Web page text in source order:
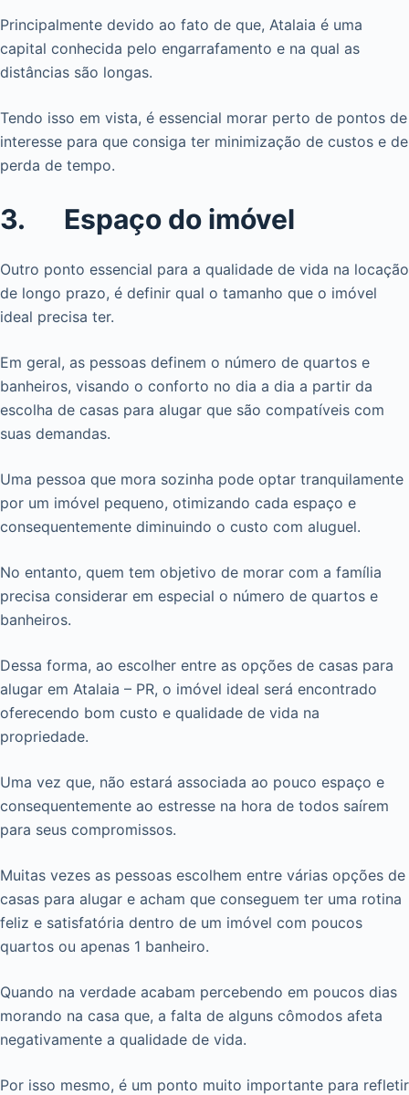
Principalmente devido ao fato de que, Atalaia é uma
capital conhecida pelo engarrafamento e na qual as
distâncias são longas.
Tendo isso em vista, é essencial morar perto de pontos de
interesse para que consiga ter minimização de custos e de
perda de tempo.
3. Espaço do imóvel
Outro ponto essencial para a qualidade de vida na locação
de longo prazo, é definir qual o tamanho que o imóvel
ideal precisa ter.
Em geral, as pessoas definem o número de quartos e
banheiros, visando o conforto no dia a dia a partir da
escolha de casas para alugar que são compatíveis com
suas demandas.
Uma pessoa que mora sozinha pode optar tranquilamente
por um imóvel pequeno, otimizando cada espaço e
consequentemente diminuindo o custo com aluguel.
No entanto, quem tem objetivo de morar com a família
precisa considerar em especial o número de quartos e
banheiros.
Dessa forma, ao escolher entre as opções de casas para
alugar em Atalaia – PR, o imóvel ideal será encontrado
oferecendo bom custo e qualidade de vida na
propriedade.
Uma vez que, não estará associada ao pouco espaço e
consequentemente ao estresse na hora de todos saírem
para seus compromissos.
Muitas vezes as pessoas escolhem entre várias opções de
casas para alugar e acham que conseguem ter uma rotina
feliz e satisfatória dentro de um imóvel com poucos
quartos ou apenas 1 banheiro.
Quando na verdade acabam percebendo em poucos dias
morando na casa que, a falta de alguns cômodos afeta
negativamente a qualidade de vida.
Por isso mesmo, é um ponto muito importante para refletir